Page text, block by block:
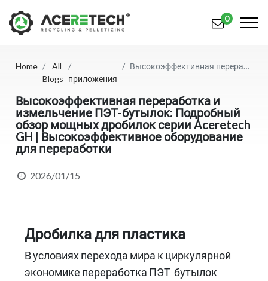
Продукция
Приложения
Решения
Поддерживать
О предприятии
简体中文 English (US)
русский язык Español
0
Home
All
Blogs приложения
Высокоэффективная переработка и измельчение ПЭТ-бутылок: Подробный обзор мощных дробилок серии Aceretech GH | Высокоэффективное оборудование для переработки
Высокоэффективная переработка и
измельчение ПЭТ-бутылок: Подробный
обзор мощных дробилок серии Aceretech
GH | Высокоэффективное оборудование
для переработки
2026/01/15
Дробилка для пластика
В условиях перехода мира к циркулярной
экономике переработка ПЭТ-бутылок